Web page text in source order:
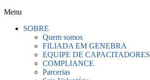
Menu
SOBRE
Quem somos
FILIADA EM GENEBRA
EQUIPE DE CAPACITADORES
COMPLIANCE
Parcerias